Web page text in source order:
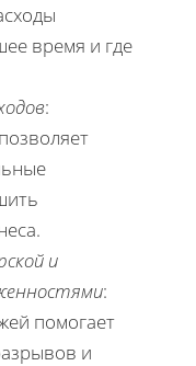
время и где
:
и
:
помогает
и